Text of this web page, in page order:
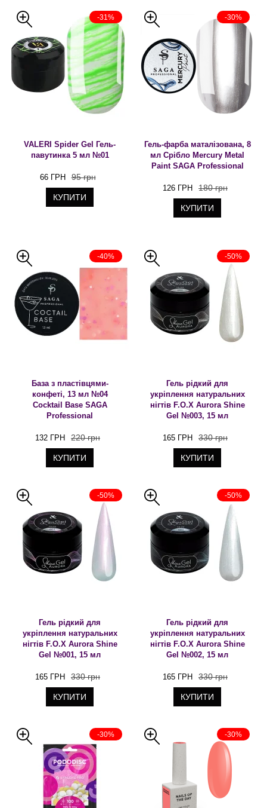
-31%
VALERI Spider Gel Гель-
павутинка 5 мл №01
66 ГРН 95 грн
КУПИТИ
-30%
Гель-фарба маталізована, 8
мл Срібло Mercury Metal
Paint SAGA Professional
126 ГРН 180 грн
КУПИТИ
-40%
База з пластівцями-
конфеті, 13 мл №04
Cocktail Base SAGA
Professional
132 ГРН 220 грн
КУПИТИ
-50%
Гель рідкий для
укріплення натуральних
нігтів F.O.X Aurora Shine
Gel №003, 15 мл
165 ГРН 330 грн
КУПИТИ
-50%
Гель рідкий для
укріплення натуральних
нігтів F.O.X Aurora Shine
Gel №001, 15 мл
165 ГРН 330 грн
КУПИТИ
-50%
Гель рідкий для
укріплення натуральних
нігтів F.O.X Aurora Shine
Gel №002, 15 мл
165 ГРН 330 грн
КУПИТИ
-30% -30%